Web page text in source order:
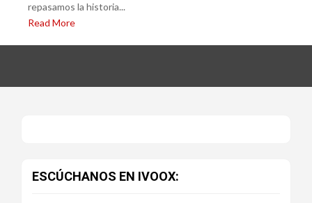
repasamos la historia...
Read More
ESCÚCHANOS EN IVOOX: